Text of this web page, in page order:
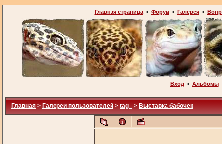
Главная страница• Форум• Галерея•
Вход • Альбомы
Главная > Галереи пользователей > tag_ > Выставка бабочек